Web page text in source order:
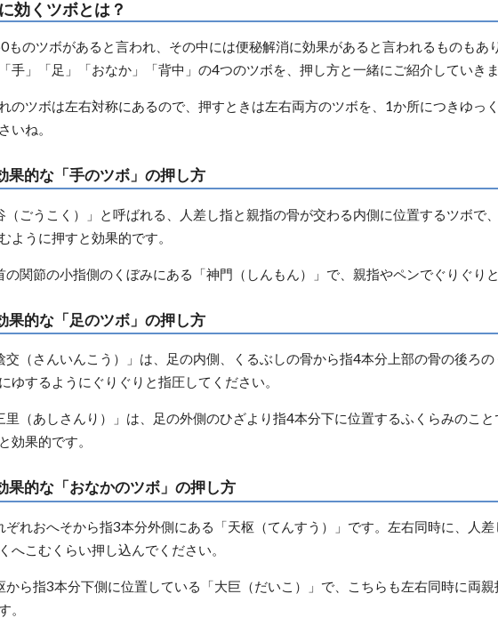
効くツボとは？
ものツボがあると言われ、その中には便秘解消に効果があると言われるものもあ
手」「足」「おなか」「背中」の4つのツボを、押し方と一緒にご紹介していきま
のツボは左右対称にあるので、押すときは左右両方のツボを、1か所につきゆっ
いね。
果的な「手のツボ」の押し方
（ごうこく）」と呼ばれる、人差し指と親指の骨が交わる内側に位置するツボで
ように押すと効果的です。
の関節の小指側のくぼみにある「神門（しんもん）」で、親指やペンでぐりぐり
果的な「足のツボ」の押し方
交（さんいんこう）」は、足の内側、くるぶしの骨から指4本分上部の骨の後ろ
ゆするようにぐりぐりと指圧してください。
里（あしさんり）」は、足の外側のひざより指4本分下に位置するふくらみのこ
効果的です。
果的な「おなかのツボ」の押し方
ぞれおへそから指3本分外側にある「天枢（てんすう）」です。左右同時に、人
へこむくらい押し込んでください。
から指3本分下側に位置している「大巨（だいこ）」で、こちらも左右同時に両
。